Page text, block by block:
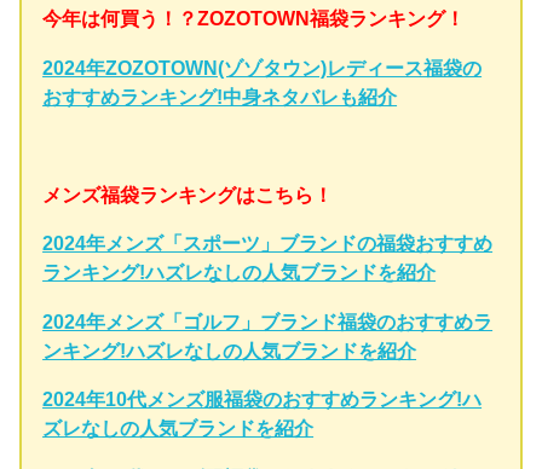
今年は何買う！？ZOZOTOWN福袋ランキング！
2024年ZOZOTOWN(ゾゾタウン)レディース福袋の
おすすめランキング!中身ネタバレも紹介
メンズ福袋ランキングはこちら！
2024年メンズ「スポーツ」ブランドの福袋おすすめ
ランキング!ハズレなしの人気ブランドを紹介
2024年メンズ「ゴルフ」ブランド福袋のおすすめラ
ンキング!ハズレなしの人気ブランドを紹介
2024年10代メンズ服福袋のおすすめランキング!ハ
ズレなしの人気ブランドを紹介